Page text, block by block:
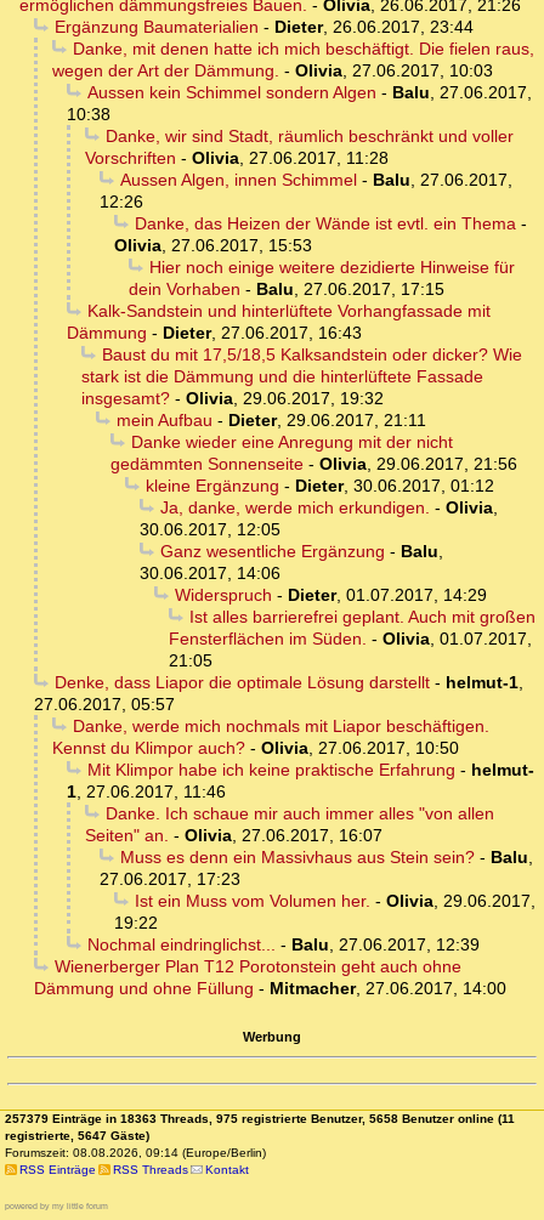
ermöglichen dämmungsfreies Bauen. - Olivia, 26.06.2017, 21:26
Ergänzung Baumaterialien - Dieter, 26.06.2017, 23:44
Danke, mit denen hatte ich mich beschäftigt. Die fielen raus,
wegen der Art der Dämmung. - Olivia, 27.06.2017, 10:03
Aussen kein Schimmel sondern Algen - Balu, 27.06.2017,
10:38
Danke, wir sind Stadt, räumlich beschränkt und voller
Vorschriften - Olivia, 27.06.2017, 11:28
Aussen Algen, innen Schimmel- Balu, 27.06.2017,
12:26
Danke, das Heizen der Wände ist evtl. ein Thema-
Olivia, 27.06.2017, 15:53
Hier noch einige weitere dezidierte Hinweise für
dein Vorhaben - Balu, 27.06.2017, 17:15
Kalk-Sandstein und hinterlüftete Vorhangfassade mit
Dämmung - Dieter, 27.06.2017, 16:43
Baust du mit 17,5/18,5 Kalksandstein oder dicker? Wie
stark ist die Dämmung und die hinterlüftete Fassade
insgesamt? - Olivia, 29.06.2017, 19:32
mein Aufbau - Dieter, 29.06.2017, 21:11
Danke wieder eine Anregung mit der nicht
gedämmten Sonnenseite - Olivia, 29.06.2017, 21:56
kleine Ergänzung - Dieter, 30.06.2017, 01:12
Ja, danke, werde mich erkundigen. - Olivia,
30.06.2017, 12:05
Ganz wesentliche Ergänzung - Balu,
30.06.2017, 14:06
Widerspruch - Dieter, 01.07.2017, 14:29
Ist alles barrierefrei geplant. Auch mit großen
Fensterflächen im Süden. - Olivia, 01.07.2017,
21:05
Denke, dass Liapor die optimale Lösung darstellt- helmut-1,
27.06.2017, 05:57
Danke, werde mich nochmals mit Liapor beschäftigen.
Kennst du Klimpor auch? - Olivia, 27.06.2017, 10:50
Mit Klimpor habe ich keine praktische Erfahrung - helmut-
1, 27.06.2017, 11:46
Danke. Ich schaue mir auch immer alles "von allen
Seiten" an. - Olivia, 27.06.2017, 16:07
Muss es denn ein Massivhaus aus Stein sein?- Balu,
27.06.2017, 17:23
Ist ein Muss vom Volumen her. - Olivia, 29.06.2017,
19:22
Nochmal eindringlichst... - Balu, 27.06.2017, 12:39
Wienerberger Plan T12 Porotonstein geht auch ohne
Dämmung und ohne Füllung - Mitmacher, 27.06.2017, 14:00
Werbung
257379 Einträge in 18363 Threads, 975 registrierte Benutzer, 5658 Benutzer online (11
registrierte, 5647 Gäste)
Forumszeit: 08.08.2026, 09:14 (Europe/Berlin)
RSS Einträge
RSS Threads Kontakt
powered by my little forum